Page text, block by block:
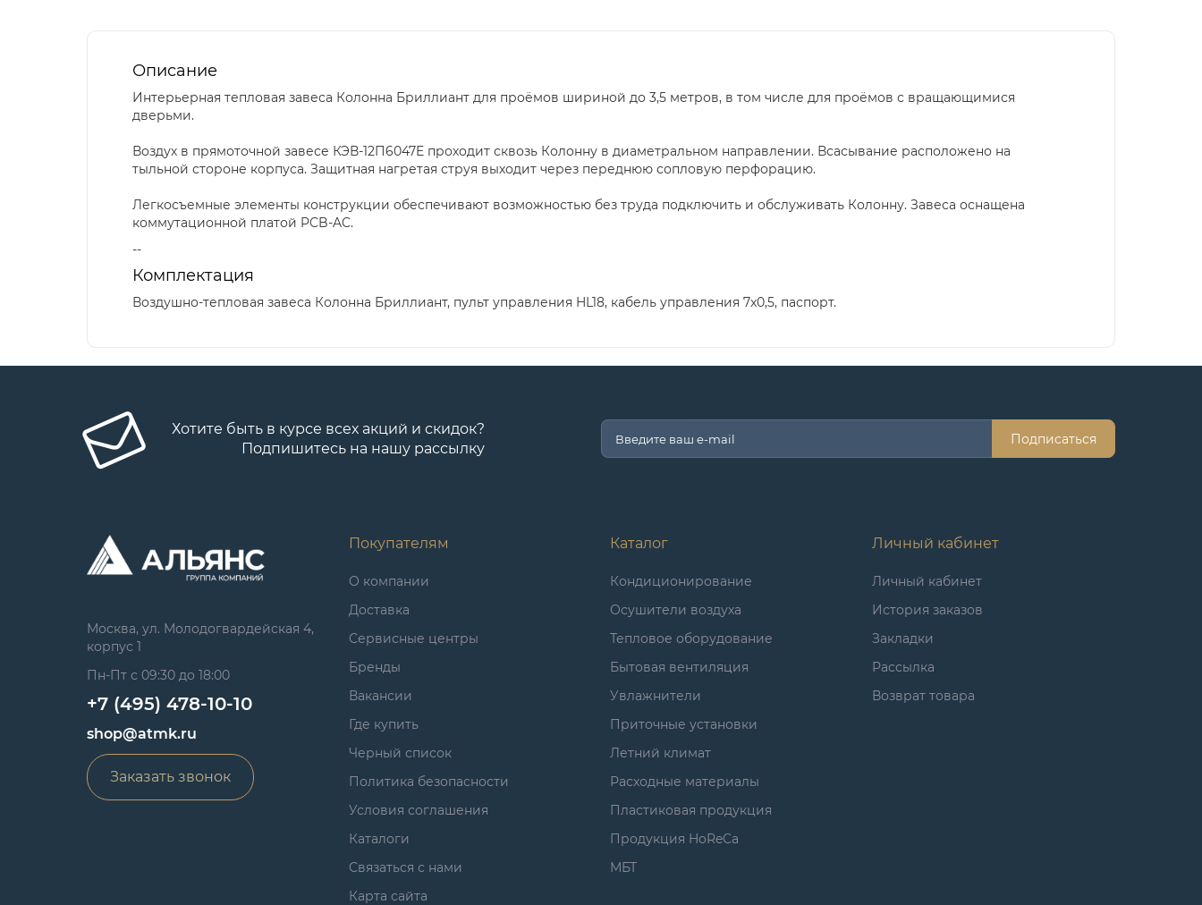
Описание
Интерьерная тепловая завеса Колонна Бриллиант для проёмов шириной до 3,5 метров, в том числе для проёмов с вращающимися
дверьми.
Воздух в прямоточной завесе КЭВ-12П6047E проходит сквозь Колонну в диаметральном направлении. Всасывание расположено на
тыльной стороне корпуса. Защитная нагретая струя выходит через переднюю сопловую перфорацию.
Легкосъемные элементы конструкции обеспечивают возможностью без труда подключить и обслуживать Колонну. Завеса оснащена
коммутационной платой PCB-AC.
--
Комплектация
Воздушно-тепловая завеса Колонна Бриллиант, пульт управления HL18, кабель управления 7x0,5, паспорт.
Хотите быть в курсе всех акций и скидок?
Подпишитесь на нашу рассылку
Подписаться
Москва, ул. Молодогвардейская 4,
корпус 1
Пн-Пт с 09:30 до 18:00
+7 (495) 478-10-10
shop@atmk.ru
Заказать звонок
Покупателям
О компании
Доставка
Сервисные центры
Бренды
Вакансии
Где купить
Черный список
Политика безопасности
Условия соглашения
Каталоги
Связаться с нами
Карта сайта
Каталог
Кондиционирование
Осушители воздуха
Тепловое оборудование
Бытовая вентиляция
Увлажнители
Приточные установки
Летний климат
Расходные материалы
Пластиковая продукция
Продукция HoReCa
МБТ
Личный кабинет
Личный кабинет
История заказов
Закладки
Рассылка
Возврат товара